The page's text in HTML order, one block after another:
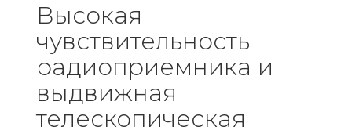
Высокая
чувствительность
радиоприемника и
выдвижная
телескопическая